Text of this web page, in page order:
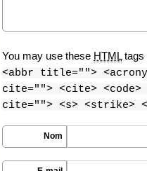
You may use these HTMLtags
<abbr title="">
cite=""> <cite> <code>
cite=""> <s> <strike>
Nom